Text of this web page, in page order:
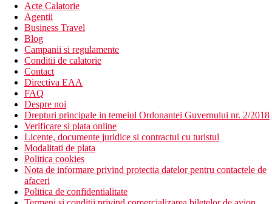
Acte Calatorie
Agentii
Business Travel
Blog
Campanii si regulamente
Conditii de calatorie
Contact
Directiva EAA
FAQ
Despre noi
Drepturi principale in temeiul Ordonantei Guvernului nr. 2/2018
Verificare si plata online
Licente, documente juridice si contractul cu turistul
Modalitati de plata
Politica cookies
Nota de informare privind protectia datelor pentru contactele de
afaceri
Politica de confidentialitate